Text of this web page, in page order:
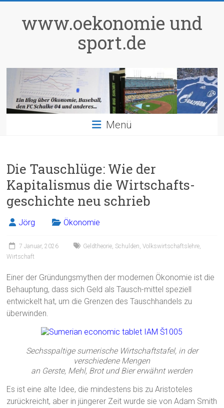
springenwww.oekonomie und
sport.de
Menü
Die Tauschlüge: Wie der
Kapitalismus die Wirtschafts-
geschichte neu schrieb
Jörg Ökonomie
7 Januar, 2026 Geldtheorie, Schulden,Volkswirtschaftslehre,
Wirtschaft
Einer der Gründungsmythen der modernen Ökonomie ist die
Behauptung, dass sich Geld als Tausch-mittel speziell
entwickelt hat, um die Grenzen des Tauschhandels zu
überwinden.
Sechsspaltige sumerische Wirtschaftstafel, in der
verschiedene Mengen
an Gerste, Mehl, Brot und Bier erwähnt werden
Es ist eine alte Idee, die mindestens bis zu Aristoteles
zurückreicht, aber in jüngerer Zeit wurde sie von Adam Smith